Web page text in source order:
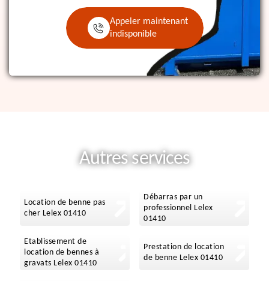
Appeler maintenant
indisponible
Autres services
Location de benne pas
cher Lelex 01410
Débarras par un
professionnel Lelex
01410
Etablissement de
location de bennes à
gravats Lelex 01410
Prestation de location
de benne Lelex 01410